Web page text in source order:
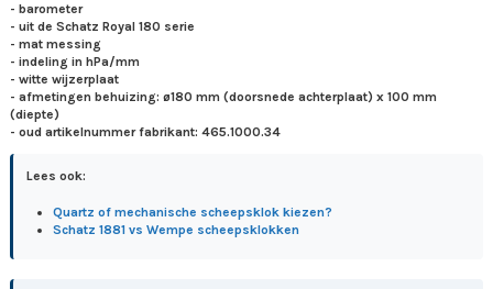
- barometer
- uit de Schatz Royal 180 serie
- mat messing
- indeling in hPa/mm
- witte wijzerplaat
- afmetingen behuizing: ø180 mm (doorsnede achterplaat) x 100 mm
(diepte)
- oud artikelnummer fabrikant: 465.1000.34
Lees ook:
Quartz of mechanische scheepsklok kiezen?
Schatz 1881 vs Wempe scheepsklokken